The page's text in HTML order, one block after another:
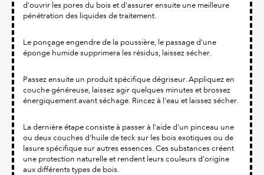
d'ouvrir les pores du bois et d'assurer ensuite une meilleure
pénétration des liquides de traitement.
Le ponçage engendre de la poussière, le passage d'une
éponge humide supprimera les résidus, laissez sécher.
Passez ensuite un produit spécifique dégriseur. Appliquez en
couche généreuse, laissez agir quelques minutes et brossez
énergiquement avant séchage. Rincez à l'eau et laissez sécher.
La dernière étape consiste à passer à l'aide d'un pinceau une
ou deux couches d'huile de teck sur les bois exotiques ou de
lasure spécifique sur autres essences. Ces substances créent
une protection naturelle et rendent leurs couleurs d'origine
aux différents types de bois.